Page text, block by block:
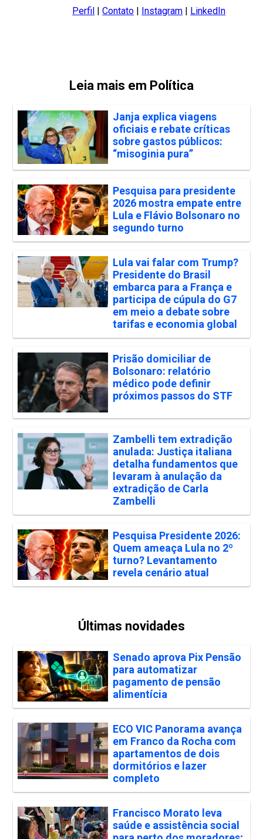
Perfil |Contato | Instagram | LinkedIn
Leia mais em Política
Janja explica viagens
oficiais e rebate críticas
sobre gastos públicos:
“misoginia pura”
Pesquisa para presidente
2026 mostra empate entre
Lula e Flávio Bolsonaro no
segundo turno
Lula vai falar com Trump?
Presidente do Brasil
embarca para a França e
participa de cúpula do G7
em meio a debate sobre
tarifas e economia global
Prisão domiciliar de
Bolsonaro: relatório
médico pode definir
próximos passos do STF
Zambelli tem extradição
anulada: Justiça italiana
detalha fundamentos que
levaram à anulação da
extradição de Carla
Zambelli
Pesquisa Presidente 2026:
Quem ameaça Lula no 2º
turno? Levantamento
revela cenário atual
Últimas novidades
Senado aprova Pix Pensão
para automatizar
pagamento de pensão
alimentícia
ECO VIC Panorama avança
em Franco da Rocha com
apartamentos de dois
dormitórios e lazer
completo
Francisco Morato leva
saúde e assistência social